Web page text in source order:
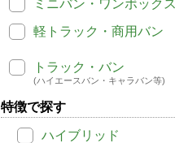
ミニバン・ワンボックス
軽トラック・商用バン
トラック・バン
(ハイエースバン・キャラバン等)
特徴で探す
ハイブリッド